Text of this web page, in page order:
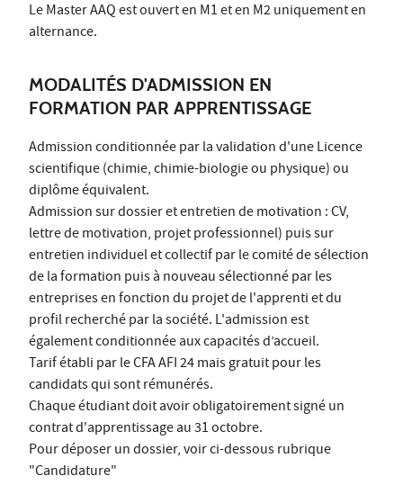
Le Master AAQ est ouvert en M1 et en M2 uniquement en
alternance.
MODALITÉS D'ADMISSION EN
FORMATION PAR APPRENTISSAGE
Admission conditionnée par la validation d'une Licence
scientifique (chimie, chimie-biologie ou physique) ou
diplôme équivalent.
Admission sur dossier et entretien de motivation : CV,
lettre de motivation, projet professionnel) puis sur
entretien individuel et collectif par le comité de sélection
de la formation puis à nouveau sélectionné par les
entreprises en fonction du projet de l'apprenti et du
profil recherché par la société. L'admission est
également conditionnée aux capacités d’accueil.
Tarif établi par le CFA AFI 24 mais gratuit pour les
candidats qui sont rémunérés.
Chaque étudiant doit avoir obligatoirement signé un
contrat d'apprentissage au 31 octobre.
Pour déposer un dossier, voir ci-dessous rubrique
"Candidature"